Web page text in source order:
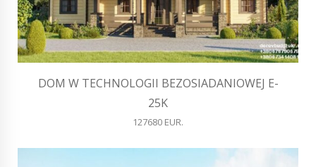
DOM W TECHNOLOGII BEZOSIADANIOWEJ E-
25K
127680 EUR.